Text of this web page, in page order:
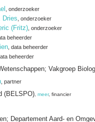
, onderzoeker
Dries , onderzoeker
(Fritz) , onderzoeker
beheerder
, data beheerder
beheerder
Vakgroep
, partner
(BELSPO) meer, financier
Departement Aard- en